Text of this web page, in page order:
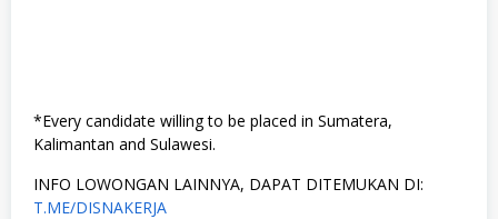
*Every candidate willing to be placed in Sumatera,
Kalimantan and Sulawesi.
INFO LOWONGAN LAINNYA, DAPAT DITEMUKAN DI:
T.ME/DISNAKERJA